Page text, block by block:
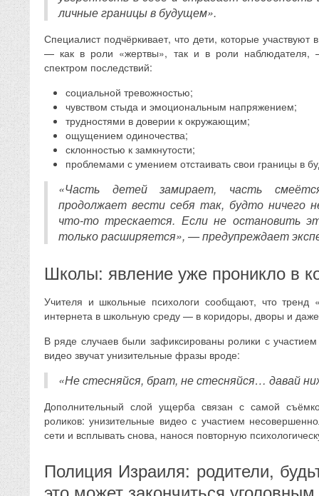
личные границы в будущем».
Специалист подчёркивает, что дети, которые участвуют
— как в роли «жертвы», так и в роли наблюдателя,
спектром последствий:
социальной тревожностью;
чувством стыда и эмоциональным напряжением;
трудностями в доверии к окружающим;
ощущением одиночества;
склонностью к замкнутости;
проблемами с умением отстаивать свои границы в
«Часть детей замирает, часть
продолжает вести себя так, будто ничего
что-то трескается. Если не остановить
только расширяется», — предупреждает
Школы: явление уже проникло в
Учителя и школьные психологи сообщают, что тренд
интернета в школьную среду — в коридоры, дворы и
В ряде случаев были зафиксированы ролики с
видео звучат унизительные фразы вроде:
«Не стесняйся, брат, не стесняйся… давай
Дополнительный слой ущерба связан с самой
роликов: унизительные видео с участием
сети и всплывать снова, нанося повторную
Полиция Израиля: родители,